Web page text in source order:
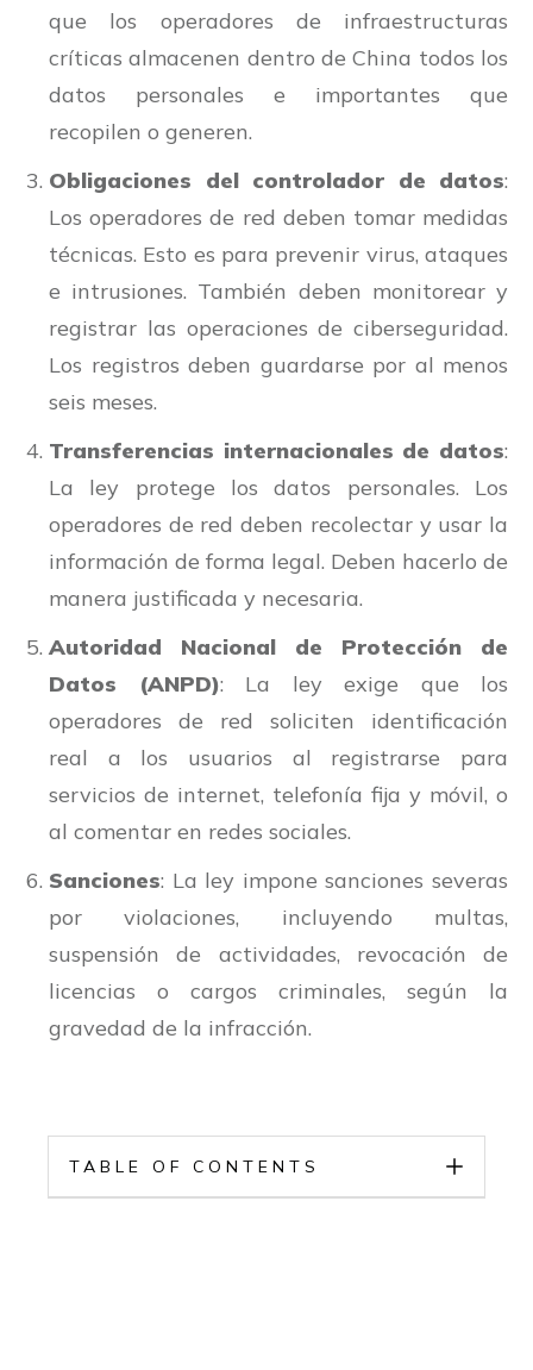
que los operadores de infraestructuras
críticas almacenen dentro de China todos los
datos personales e importantes que
recopilen o generen.
Obligaciones del controlador de datos:
Los operadores de red deben tomar medidas
técnicas. Esto es para prevenir virus, ataques
e intrusiones. También deben monitorear y
registrar las operaciones de ciberseguridad.
Los registros deben guardarse por al menos
seis meses.
Transferencias internacionales de datos:
La ley protege los datos personales. Los
operadores de red deben recolectar y usar la
información de forma legal. Deben hacerlo de
manera justificada y necesaria.
Autoridad Nacional de Protección de
Datos (ANPD): La ley exige que los
operadores de red soliciten identificación
real a los usuarios al registrarse para
servicios de internet, telefonía fija y móvil, o
al comentar en redes sociales.
Sanciones: La ley impone sanciones severas
por violaciones, incluyendo multas,
suspensión de actividades, revocación de
licencias o cargos criminales, según la
gravedad de la infracción.
TABLE OF CONTENTS